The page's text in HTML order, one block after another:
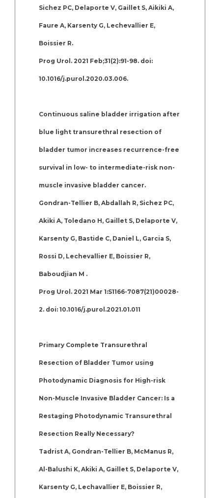
Sichez PC, Delaporte V, Gaillet S, Aikiki A,
Faure A, Karsenty G, Lechevallier E,
Boissier R.
Prog Urol. 2021 Feb;31(2):91-98. doi:
10.1016/j.purol.2020.03.006.
Continuous saline bladder irrigation after
blue light transurethral resection of
bladder tumor increases recurrence-free
survival in low- to intermediate-risk non-
muscle invasive bladder cancer.
Gondran-Tellier B, Abdallah R, Sichez PC,
Akiki A, Toledano H, Gaillet S, Delaporte V,
Karsenty G, Bastide C, Daniel L, Garcia S,
Rossi D, Lechevallier E, Boissier R,
Baboudjian M .
Prog Urol. 2021 Mar 1:S1166-7087(21)00028-
2. doi: 10.1016/j.purol.2021.01.011
Primary Complete Transurethral
Resection of Bladder Tumor using
Photodynamic Diagnosis for High-risk
Non-Muscle Invasive Bladder Cancer: Is a
Restaging Photodynamic Transurethral
Resection Really Necessary?
Tadrist A, Gondran-Tellier B, McManus R,
Al-Balushi K, Akiki A, Gaillet S, Delaporte V,
Karsenty G, Lechavallier E, Boissier R,